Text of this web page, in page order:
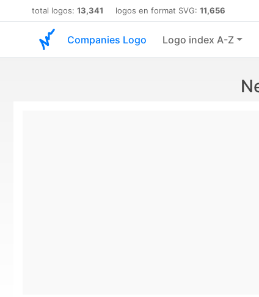
total logos: 13,341 logos en format SVG: 11,656
Companies Logo Logo index A-Z